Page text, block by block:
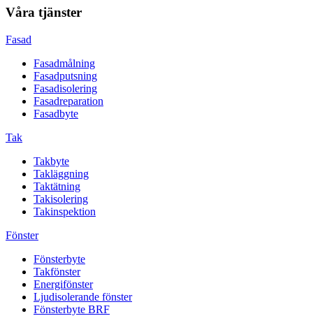
Våra tjänster
Fasad
Fasadmålning
Fasadputsning
Fasadisolering
Fasadreparation
Fasadbyte
Tak
Takbyte
Takläggning
Taktätning
Takisolering
Takinspektion
Fönster
Fönsterbyte
Takfönster
Energifönster
Ljudisolerande fönster
Fönsterbyte BRF